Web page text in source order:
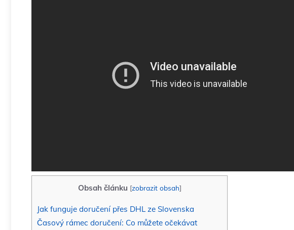
Obsah článku [zobrazit obsah]
Jak funguje doručení přes DHL ze Slovenska
Časový rámec doručení: Co můžete očekávat